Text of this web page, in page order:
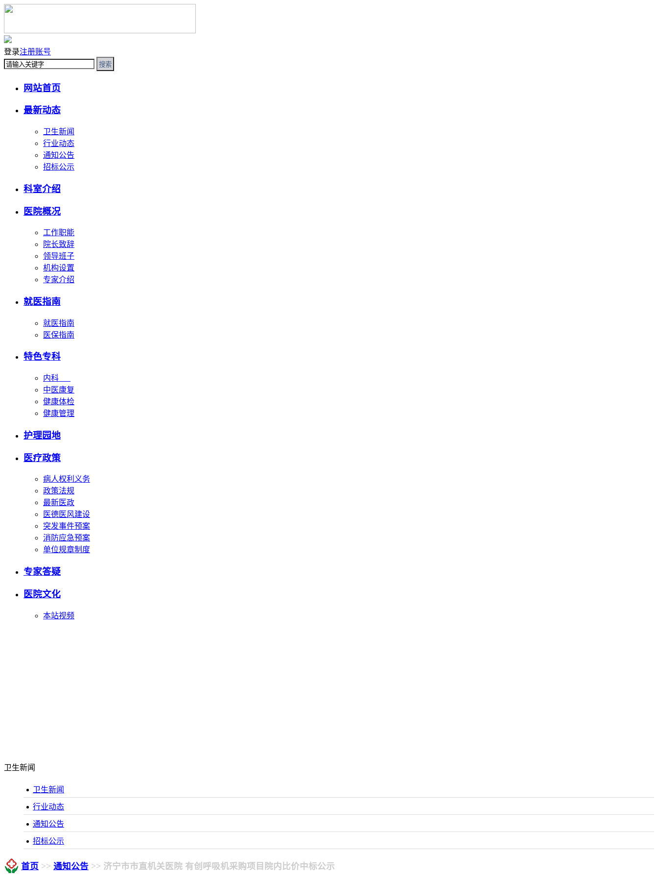
登录注册账号
搜索
网站首页
最新动态
卫生新闻
行业动态
通知公告
招标公示
科室介绍
医院概况
工作职能
院长致辞
领导班子
机构设置
专家介绍
就医指南
就医指南
医保指南
特色专科
内科
中医康复
健康体检
健康管理
护理园地
医疗政策
病人权利义务
政策法规
最新医政
医德医风建设
突发事件预案
消防应急预案
单位规章制度
专家答疑
医院文化
本站视频
卫生新闻
卫生新闻
行业动态
通知公告
招标公示
首页 >> 通知公告 >> 济宁市市直机关医院 有创呼吸机采购项目院内比价中标公示